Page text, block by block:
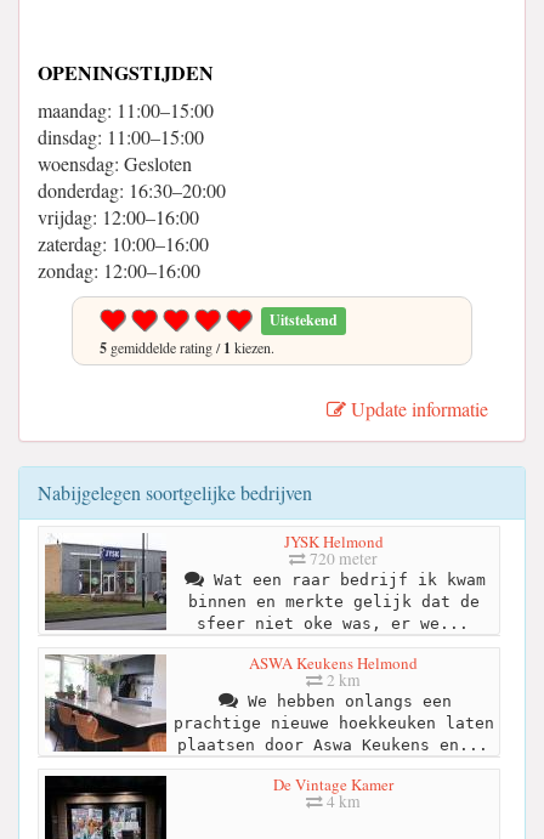
OPENINGSTIJDEN
maandag: 11:00–15:00
dinsdag: 11:00–15:00
woensdag: Gesloten
donderdag: 16:30–20:00
vrijdag: 12:00–16:00
zaterdag: 10:00–16:00
zondag: 12:00–16:00
Uitstekend
5 gemiddelde rating /1 kiezen.
Update informatie
Nabijgelegen soortgelijke bedrijven
JYSK Helmond
720 meter
Wat een raar bedrijf ik kwam
binnen en merkte gelijk dat de
sfeer niet oke was, er we...
ASWA Keukens Helmond
2 km
We hebben onlangs een
prachtige nieuwe hoekkeuken laten
plaatsen door Aswa Keukens en...
De Vintage Kamer
4 km